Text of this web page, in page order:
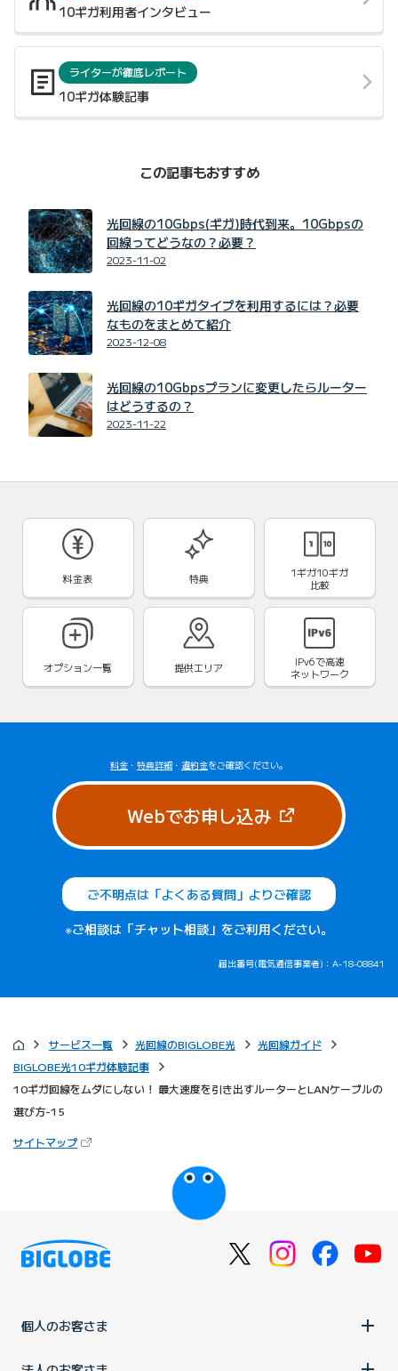
10ギガ利用者インタビュー
ライターが徹底レポート
10ギガ体験記事
この記事もおすすめ
光回線の10Gbps(ギガ)時代到来。10Gbpsの
回線ってどうなの？必要？
2023-11-02
光回線の10ギガタイプを利用するには？必要
なものをまとめて紹介
2023-12-08
光回線の10Gbpsプランに変更したらルーター
はどうするの？
2023-11-22
料金表 特典
1ギガ10ギガ
比較
オプション一覧 提供エリア IPv6で高速
ネットワーク
料金 ・ 特典詳細 ・ 違約金をご確認ください。
Webでお申し込み（新しいタブ
ご不明点は「よくある質問」よりご確認
※ご相談は「チャット相談」をご利用ください。
届出番号(電気通信事業者)：A-18-08841
サービス一覧 光回線のBIGLOBE光
光回線ガイド
BIGLOBE光10ギガ体験記事
10ギガ回線をムダにしない！ 最大速度を引き出すルーターとLANケーブルの
選び方-15
サイトマップ（新しいタブで開きます）
びっぷるのページ
個人のお客さま